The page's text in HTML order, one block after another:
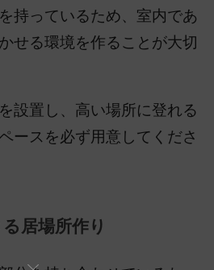
持っているため、室内であ
せる環境を作ることが大切
設置し、高い場所に登れる
ースを必ず用意してくださ
居場所作り